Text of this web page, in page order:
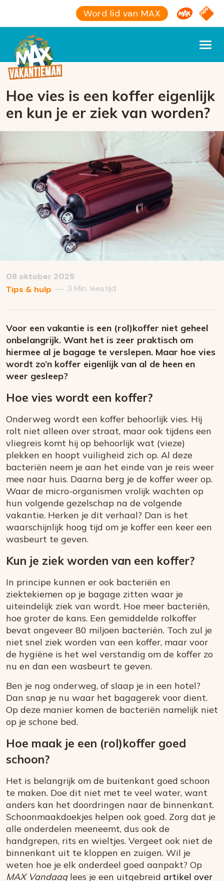
Word lid van MAX Omroep
NPO
Hoe vies is een koffer eigenlijk
en kun je er ziek van worden?
08 oktober 2025
Tips & hulp — 3 Min. leestijd
Voor een vakantie is een (rol)koffer niet geheel
onbelangrijk. Want het is zeer praktisch om
hiermee al je bagage te verslepen. Maar hoe vies
wordt zo’n koffer eigenlijk van al de heen en
weer gesleep?
Hoe vies wordt een koffer?
Onderweg wordt een koffer behoorlijk vies. Hij
rolt niet alleen over straat, maar ook tijdens een
vliegreis komt hij op behoorlijk wat (vieze)
plekken en hoopt vuiligheid zich op. Al deze
bacteriën neem je aan het einde van je reis weer
mee naar huis. Daarna berg je de koffer weer op.
Waar de micro-organismen vrolijk wachten op
hun volgende gezelschap na de volgende
vakantie. Herken je dit verhaal? Dan is het
waarschijnlijk hoog tijd om je koffer een keer een
wasbeurt te geven.
Kun je ziek worden van een koffer?
In principe kunnen er ook bacteriën en
ziektekiemen op je bagage zitten waar je
uiteindelijk ziek van wordt. Hoe meer bacteriën,
hoe groter de kans. Een gemiddelde rolkoffer
bevat ongeveer 80 miljoen bacteriën. Toch zul je
niet snel ziek worden van een koffer, maar voor
de hygiëne is het wel verstandig om de koffer zo
nu en dan een wasbeurt te geven.
Ben je nog onderweg, of slaap je in een hotel?
Dan snap je nu waar het bagagerek voor dient.
Op deze manier komen de bacteriën namelijk niet
op je schone bed.
Hoe maak je een (rol)koffer goed
schoon?
Het is belangrijk om de buitenkant goed schoon
te maken. Doe dit niet met te veel water, want
anders kan het doordringen naar de binnenkant.
Schoonmaakdoekjes helpen ook goed. Zorg dat je
alle onderdelen meeneemt, dus ook de
handgrepen, rits en wieltjes. Vergeet ook niet de
binnenkant uit te kloppen en zuigen. Wil je
weten hoe je elk onderdeel goed aanpakt? Op
MAX Vandaaglees je een uitgebreid artikel over